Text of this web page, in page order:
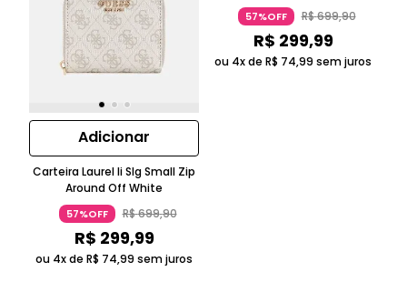
Adicionar
Carteira Laurel Ii Slg Small Zip
Around Off White
57%OFF R$699,90
R$ 299,99
ou 4x de R$ 74,99 sem juros
57%OFF R$699,90
R$ 299,99
ou 4x de R$ 74,99 sem juros